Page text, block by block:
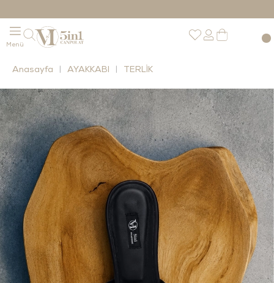
Anasayfa AYAKKABI TERLİK